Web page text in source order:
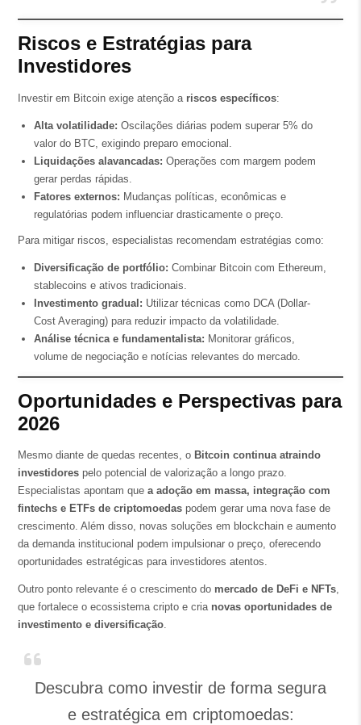
Riscos e Estratégias para
Investidores
Investir em Bitcoin exige atenção a riscos específicos:
Alta volatilidade: Oscilações diárias podem superar 5% do
valor do BTC, exigindo preparo emocional.
Liquidações alavancadas: Operações com margem podem
gerar perdas rápidas.
Fatores externos: Mudanças políticas, econômicas e
regulatórias podem influenciar drasticamente o preço.
Para mitigar riscos, especialistas recomendam estratégias como:
Diversificação de portfólio: Combinar Bitcoin com Ethereum,
stablecoins e ativos tradicionais.
Investimento gradual: Utilizar técnicas como DCA (Dollar-
Cost Averaging) para reduzir impacto da volatilidade.
Análise técnica e fundamentalista: Monitorar gráficos,
volume de negociação e notícias relevantes do mercado.
Oportunidades e Perspectivas para
2026
Mesmo diante de quedas recentes, o Bitcoin continua atraindo
investidorespelo potencial de valorização a longo prazo.
Especialistas apontam que a adoção em massa, integração com
fintechs e ETFs de criptomoedaspodem gerar uma nova fase de
crescimento. Além disso, novas soluções em blockchain e aumento
da demanda institucional podem impulsionar o preço, oferecendo
oportunidades estratégicas para investidores atentos.
Outro ponto relevante é o crescimento do mercado de DeFi e NFTs,
que fortalece o ecossistema cripto e cria novas oportunidades de
investimento e diversificação.
Descubra como investir de forma segura
e estratégica em criptomoedas: